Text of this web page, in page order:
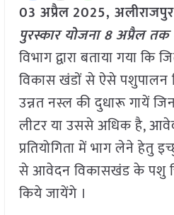
03 अप्रैल2025, अलीराजपुर
पुरस्कार योजना 8 अप्रैल तक
विभाग द्वारा बताया गया
विकास खंडों से ऐसे पशुपालन
उन्नत नस्ल की दुधारू गायें
लीटर या उससे अधिक है,
प्रतियोगिता में भाग लेने हेतु
से आवेदन विकासखंड के पशु
किये जायेंगे ।